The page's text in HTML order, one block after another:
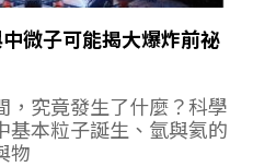
微子可能揭大爆炸前祕
，究竟發生了什麼？科學
基本粒子誕生、氫與氦的
物